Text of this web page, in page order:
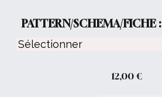
PATTERN/SCHEMA/FICHE :
12,00€